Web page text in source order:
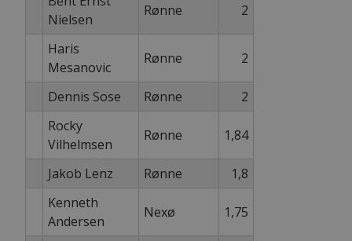
Nielsen
Rønne 2
Haris
Mesanovic
Rønne 2
Dennis Sose Rønne
2
Rocky
Vilhelmsen
Rønne 1,84
Jakob Lenz Rønne
1,8
Kenneth
Andersen
Nexø 1,75